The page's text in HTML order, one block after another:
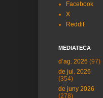
Facebook
X
Reddit
MEDIATECA
d’ag. 2026 (97)
de jul. 2026
(354)
de juny 2026
(278)